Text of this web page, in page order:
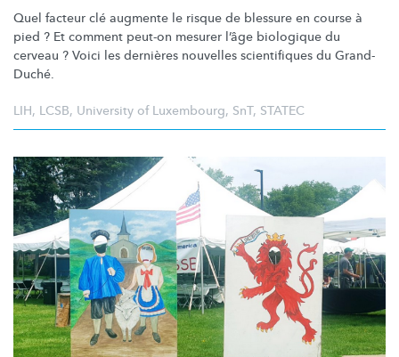
Quel facteur clé augmente le risque de blessure en course à
pied ? Et comment peut-on mesurer l’âge biologique du
cerveau ? Voici les dernières nouvelles scientifiques du Grand-
Duché.
LIH, LCSB, University of Luxembourg, SnT, STATEC